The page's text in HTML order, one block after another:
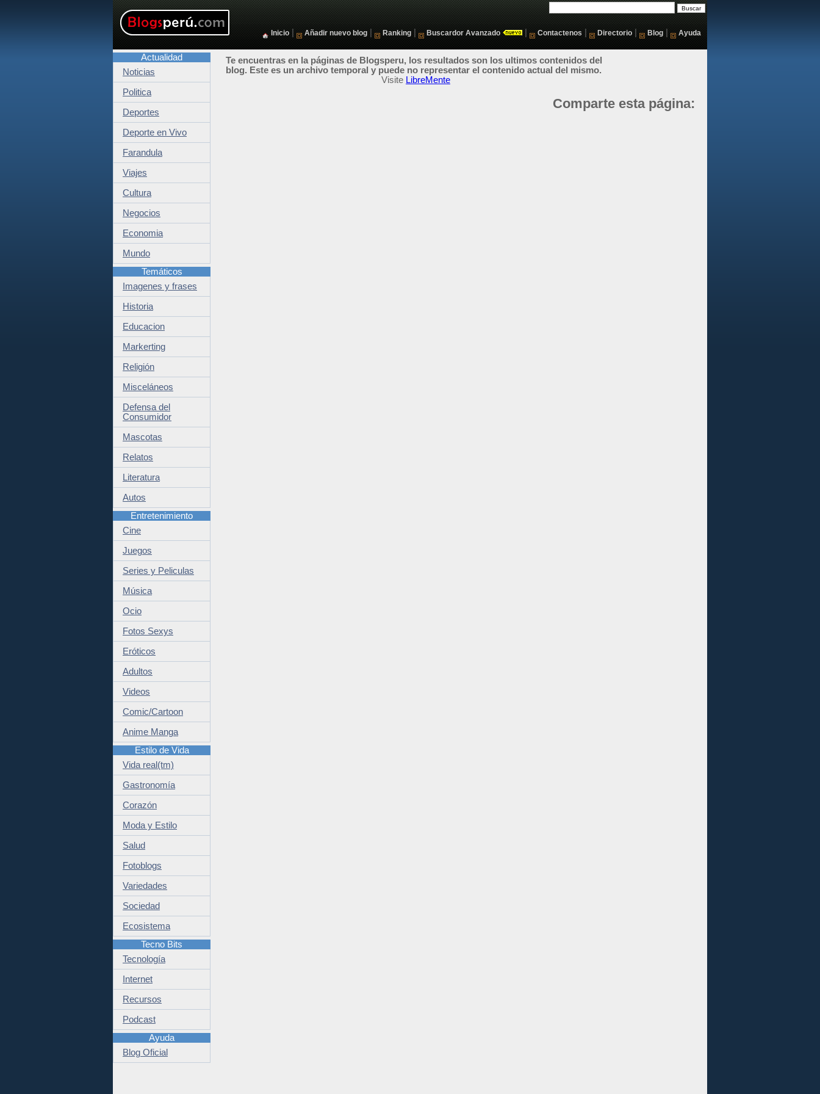
Inicio Añadir nuevo blog Ranking Buscardor Avanzado Contactenos Directorio Blog Ayuda
Te encuentras en la páginas de Blogsperu, los resultados son los ultimos contenidos del
blog. Este es un archivo temporal y puede no representar el contenido actual del mismo.
Visite LibreMente
Comparte esta página:
Actualidad
Noticias
Politica
Deportes
Deporte en Vivo
Farandula
Viajes
Cultura
Negocios
Economia
Mundo
Temáticos
Imagenes y frases
Historia
Educacion
Markerting
Religión
Misceláneos
Defensa del
Consumidor
Mascotas
Relatos
Literatura
Autos
Entretenimiento
Cine
Juegos
Series y Peliculas
Música
Ocio
Fotos Sexys
Eróticos
Adultos
Videos
Comic/Cartoon
Anime Manga
Estilo de Vida
Vida real(tm)
Gastronomía
Corazón
Moda y Estilo
Salud
Fotoblogs
Variedades
Sociedad
Ecosistema
Tecno Bits
Tecnología
Internet
Recursos
Podcast
Ayuda
Blog Oficial